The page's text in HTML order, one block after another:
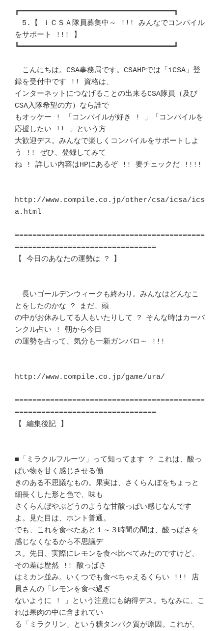
┏━━━━━━━━━━━━━━━━━━━━━━━━━━━━━━━━━━━┓
5.【 ｉＣＳＡ隊員募集中～ !!! みんなでコンパイル
をサポート !!! 】
┗━━━━━━━━━━━━━━━━━━━━━━━━━━━━━━━━━━━┛
こんにちは。CSA事務局です。CSAHPでは「iCSA」登
録を受付中です !! 資格は、
インターネットにつなげることの出来るCSA隊員（及び
CSA入隊希望の方）なら誰で
もオッケー ! 「コンパイルが好き ! 」「コンパイルを
応援したい !! 」という方
大歓迎デス。みんなで楽しくコンパイルをサポートしよ
う !! ぜひ、登録してみて
ね ! 詳しい内容はHPにあるぞ !! 要チェックだ !!!!
http://www.compile.co.jp/other/csa/icsa/ics
a.html
===========================================
================================
【 今日のあなたの運勢は ? 】
長いゴールデンウィークも終わり。みんなはどんなこ
とをしたのかな ? まだ、頭
の中がお休みしてる人もいたりして ? そんな時はカーバ
ンクル占い ! 朝から今日
の運勢を占って、気分も一新ガンバロ～ !!!
http://www.compile.co.jp/game/ura/
===========================================
================================
【 編集後記 】
■「ミラクルフルーツ」って知ってます ? これは、酸っ
ぱい物を甘く感じさせる働
きのある不思議なもの。果実は、さくらんぼをちょっと
細長くした形と色で、味も
さくらんぼやぶどうのような甘酸っぱい感じなんです
よ。見た目は、ホント普通。
でも、これを食べたあと１～３時間の間は、酸っぱさを
感じなくなるから不思議デ
ス。先日、実際にレモンを食べ比べてみたのですけど、
その差は歴然 !! 酸っぱさ
はミカン並み。いくつでも食べちゃえるくらい !!! 店
員さんの「レモンを食べ過ぎ
ないように ! 」という注意にも納得デス。ちなみに、こ
れは果肉の中に含まれてい
る「ミラクリン」という糖タンパク質が原因。これが、